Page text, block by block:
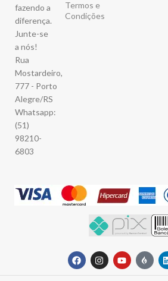
fazendo a
diferença.
Junte-se
a nós!
Rua
Mostardeiro,
777 - Porto
Alegre/RS
Whatsapp:
(51)
98210-
6803
Termos e
Condições